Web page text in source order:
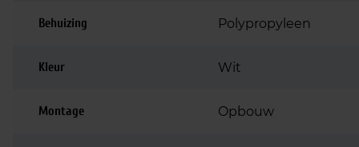
Behuizing Polypropyleen
Kleur Wit
Montage Opbouw